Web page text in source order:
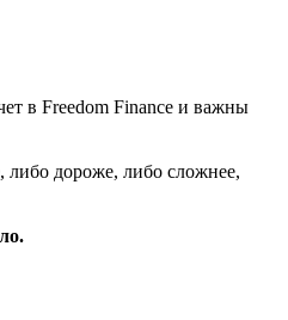
в Freedom Finance и важны
либо дороже, либо сложнее,